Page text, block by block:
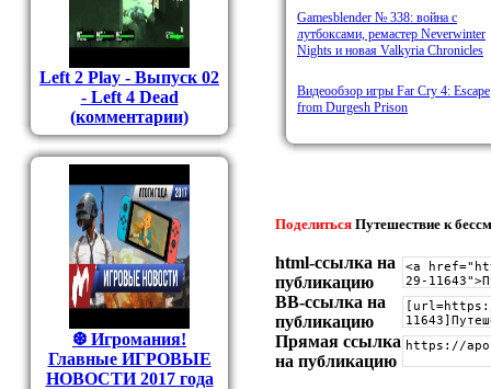
Left 2 Play - Выпуск 02
- Left 4 Dead
(комментарии)
❆ Игромания!
Главные ИГРОВЫЕ
НОВОСТИ 2017 года
Gamesblender № 338: война с
лутбоксами, ремастер Neverwinter
Nights и новая Valkyria Chronicles
Видеообзор игры Far Cry 4: Escape
from Durgesh Prison
Поделиться Путешествие к
html-cсылка на
публикацию
BB-cсылка на
публикацию
Прямая ссылка
на публикацию